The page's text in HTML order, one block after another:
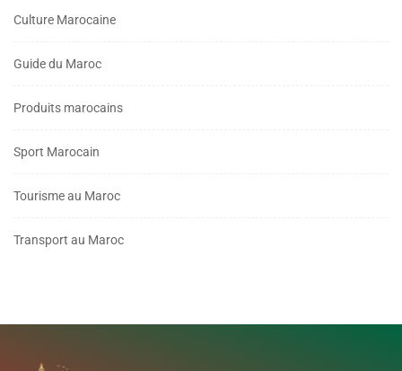
Culture Marocaine
Guide du Maroc
Produits marocains
Sport Marocain
Tourisme au Maroc
Transport au Maroc